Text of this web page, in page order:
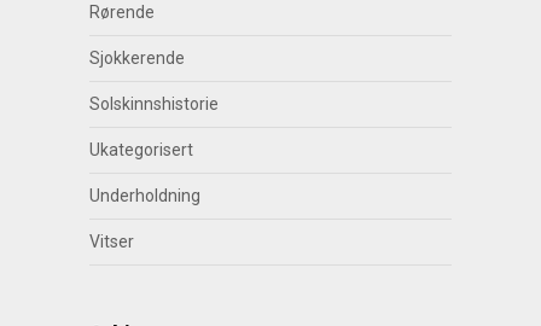
Rørende
Sjokkerende
Solskinnshistorie
Ukategorisert
Underholdning
Vitser